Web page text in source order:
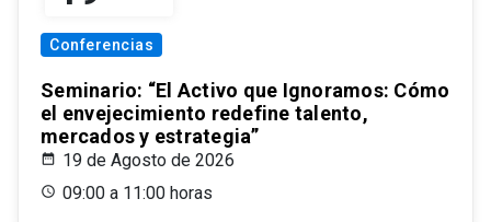
Conferencias
Seminario: “El Activo que Ignoramos: Cómo
el envejecimiento redefine talento,
mercados y estrategia”
19 de Agosto de 2026
09:00 a 11:00 horas